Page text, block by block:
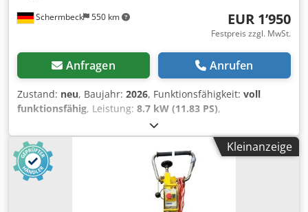
Schermbeck 550 km EUR 1’950
Festpreis zzgl. MwSt.
Anfragen Anrufen
Zustand: neu, Baujahr: 2026, Funktionsfähigkeit: voll
funktionsfähig, Leistung: 8.7 kW (11.83 PS),
, Husqvarna FS 400 LV
Fugenschneider inkl. DIA NEU Husqvarna FS 400 LV
Fugenschneider inkl. DIA – NEU | 187 mm Schnitttiefe |
500 mm Trennscheibe | Honda GX 390 Benzinmotor
Artikelnummer: 967 79 65 01 Technische Daten: Hersteller:
Husqvarna Modell: FS 400 LV Zustand: NEU
Kleinanzeige